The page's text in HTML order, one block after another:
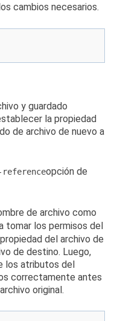
cambios necesarios.
y guardado
la propiedad
de archivo de nuevo a
opción de
de archivo como
tomar los permisos del
del archivo de
de destino. Luego,
los atributos del
correctamente antes
original.